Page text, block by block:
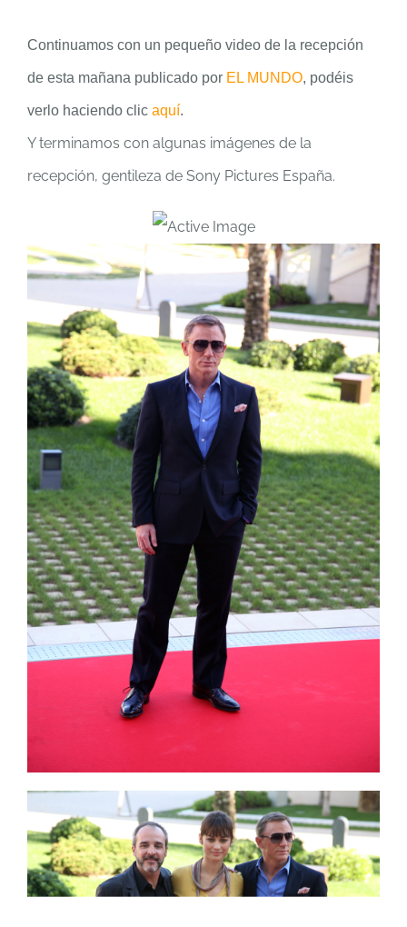
Continuamos con un pequeño video de la recepción
de esta mañana publicado por EL MUNDO, podéis
verlo haciendo clic aquí.
Y terminamos con algunas imágenes de la
recepción, gentileza de Sony Pictures España.